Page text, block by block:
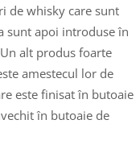
de whisky care sunt
sunt apoi introduse în
alt produs foarte
amestecul lor de
este finisat în butoaie
în butoaie de